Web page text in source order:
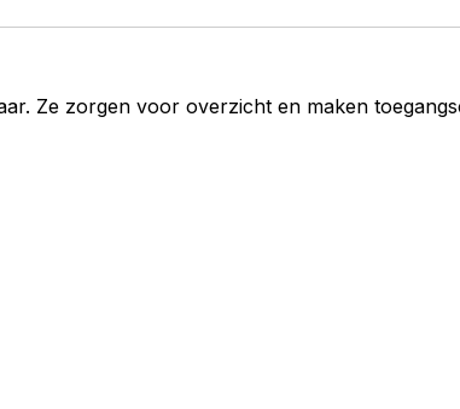
Ze zorgen voor overzicht en maken